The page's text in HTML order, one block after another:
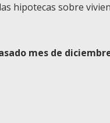
hipotecas sobre
mes de